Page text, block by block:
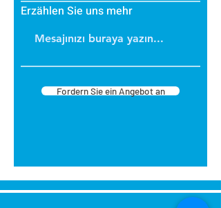
Erzählen Sie uns mehr
Fordern Sie ein Angebot an